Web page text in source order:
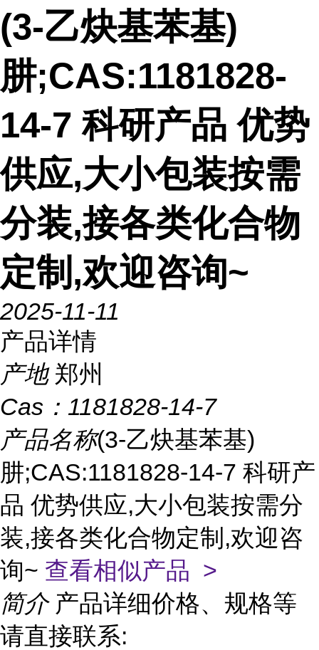
(3-乙炔基苯基)
肼;CAS:1181828-
14-7 科研产品 优势
供应,大小包装按需
分装,接各类化合物
定制,欢迎咨询~
2025-11-11
产品详情
产地 郑州
Cas： 1181828-14-7
产品名称(3-乙炔基苯基)
肼;CAS:1181828-14-7 科研产
品 优势供应,大小包装按需分
装,接各类化合物定制,欢迎咨
询~ 查看相似产品 >
简介 产品详细价格、规格等
请直接联系: